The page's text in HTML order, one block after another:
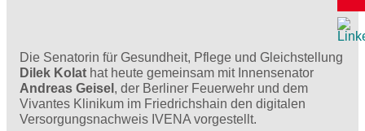
Die Senatorin für Gesundheit, Pflege und Gleichstellung
Dilek Kolat hat heute gemeinsam mit Innensenator
Andreas Geisel , der Berliner Feuerwehr und dem
Vivantes Klinikum im Friedrichshain den digitalen
Versorgungsnachweis IVENA vorgestellt.